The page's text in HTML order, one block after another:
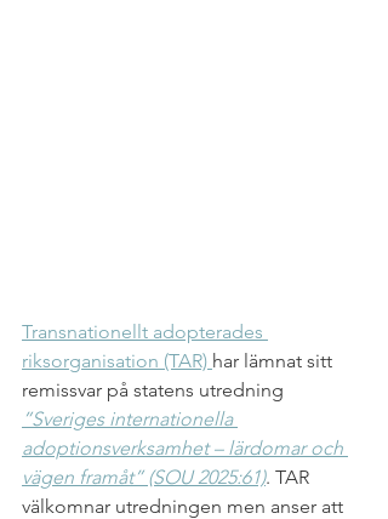
Transnationellt adopterades
riksorganisation (TAR) har lämnat sitt
remissvar på statens utredning
”Sveriges internationella
adoptionsverksamhet – lärdomar och
vägen framåt” (SOU 2025:61). TAR
välkomnar utredningen men anser att